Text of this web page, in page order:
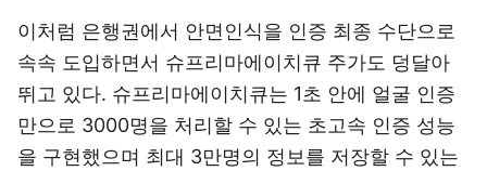
이처럼 은행권에서 안면인식을 인증 최종 수단으로
속속 도입하면서 슈프리마에이치큐 주가도 덩달아
뛰고 있다. 슈프리마에이치큐는 1초 안에 얼굴 인증
만으로 3000명을 처리할 수 있는 초고속 인증 성능
을 구현했으며 최대 3만명의 정보를 저장할 수 있는